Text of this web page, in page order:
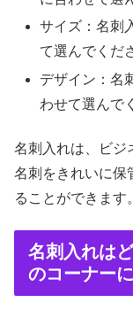
サイズ：名刺
て選んでくだ
デザイン：名
わせて選んで
名刺入れは、ビジ
名刺をきれいに保
ることができます。
名刺入れは
のコーナー